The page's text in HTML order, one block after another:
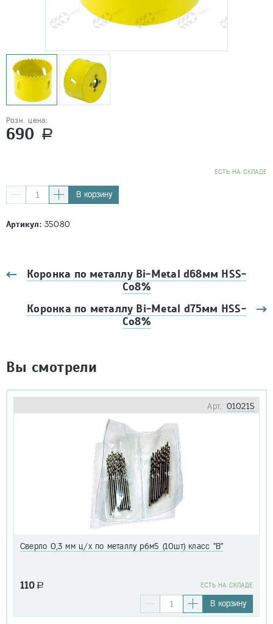
Розн. цена:
690 a
EСТЬ НА СКЛАДЕ
В корзину
Артикул:35080
Коронка по металлу Bi-Metal d68мм HSS-
Co8%
Коронка по металлу Bi-Metal d75мм HSS-
Co8%
Вы смотрели
Арт.: 010215
Сверло 0,3 мм ц/х по металлу р6м5 (10шт) класс "В"
110 a EСТЬ НА СКЛАДЕ
В корзину